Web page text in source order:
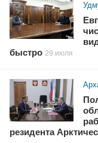
быстро 29 июля
резидента